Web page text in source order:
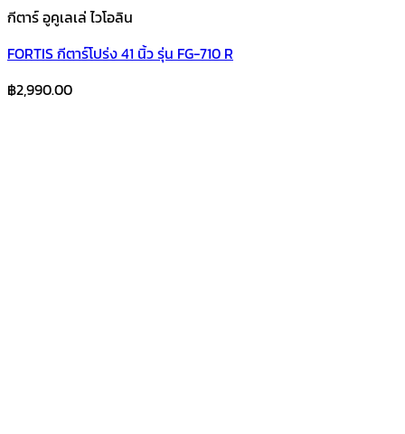
กีตาร์ อูคูเลเล่ ไวโอลิน
FORTIS กีตาร์โปร่ง 41 นิ้ว รุ่น FG-710 R
฿2,990.00